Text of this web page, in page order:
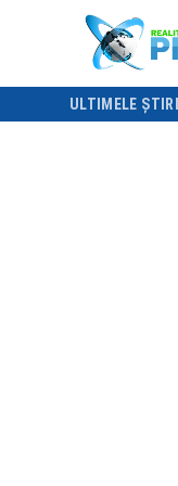
ULTIMELE ȘTIRI